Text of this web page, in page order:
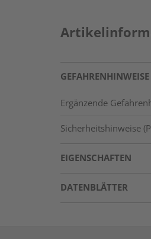
GEFAHRENHINWEISE
Ergänzende
Sicherheitshinweise
EIGENSCHAFTEN
DATENBLÄTTER